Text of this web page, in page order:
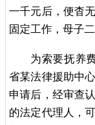
一千元后，便杳
固定工作，母子
为索要抚养
省某法律援助中
申请后，经审查
的法定代理人，